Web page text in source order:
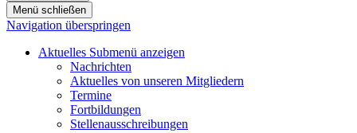
Menü schließen
Navigation überspringen
Aktuelles Submenü anzeigen
Nachrichten
Aktuelles von unseren Mitgliedern
Termine
Fortbildungen
Stellenausschreibungen